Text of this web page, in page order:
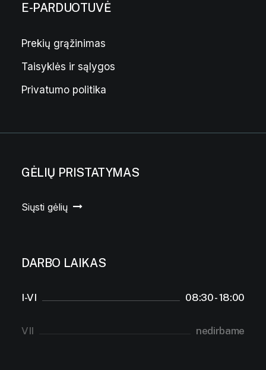
E-PARDUOTUVĖ
Prekių grąžinimas
Taisyklės ir sąlygos
Privatumo politika
GĖLIŲ PRISTATYMAS
Siųsti gėlių
DARBO LAIKAS
I-VI 08:30 - 18:00
VII nedirbame